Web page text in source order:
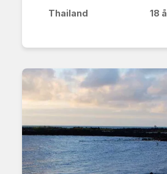
Thailand 18
BETALT ARBEID &
FRIVILLIG &
JOBB MED